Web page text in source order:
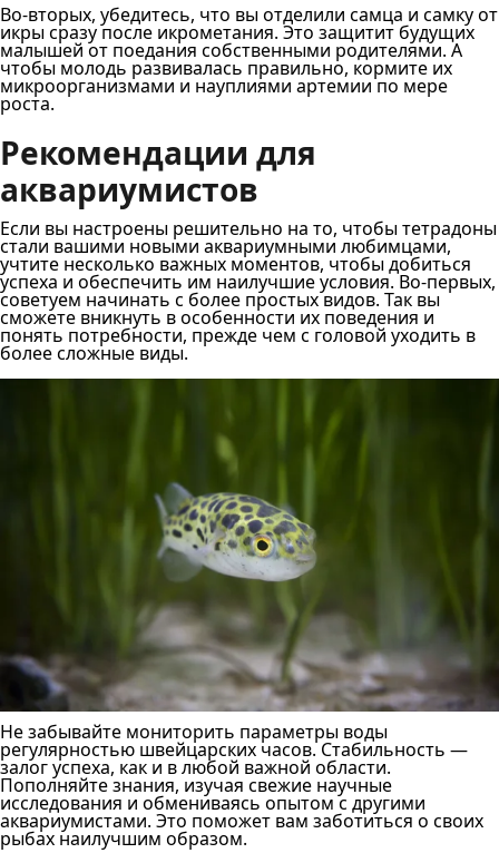
Во-вторых, убедитесь, что вы отделили самца и самку от
икры сразу после икрометания. Это защитит будущих
малышей от поедания собственными родителями. А
чтобы молодь развивалась правильно, кормите их
микроорганизмами и науплиями артемии по мере
роста.
Рекомендации для
аквариумистов
Если вы настроены решительно на то, чтобы тетрадоны
стали вашими новыми аквариумными любимцами,
учтите несколько важных моментов, чтобы добиться
успеха и обеспечить им наилучшие условия. Во-первых,
советуем начинать с более простых видов. Так вы
сможете вникнуть в особенности их поведения и
понять потребности, прежде чем с головой уходить в
более сложные виды.
Не забывайте мониторить параметры воды
регулярностью швейцарских часов. Стабильность —
залог успеха, как и в любой важной области.
Пополняйте знания, изучая свежие научные
исследования и обмениваясь опытом с другими
аквариумистами. Это поможет вам заботиться о своих
рыбах наилучшим образом.